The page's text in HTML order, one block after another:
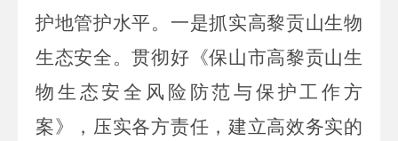
护地管护水平。一是抓实高黎贡山生物
生态安全。贯彻好《保山市高黎贡山生
物生态安全风险防范与保护工作方
案》，压实各方责任，建立高效务实的